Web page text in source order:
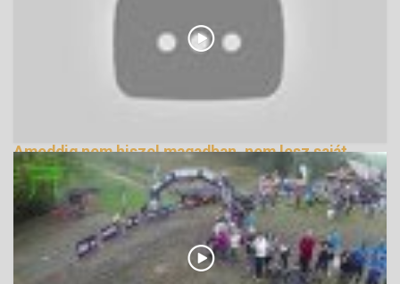
Ameddig nem hiszel magadban, nem lesz saját
életed
159344 Nézetek